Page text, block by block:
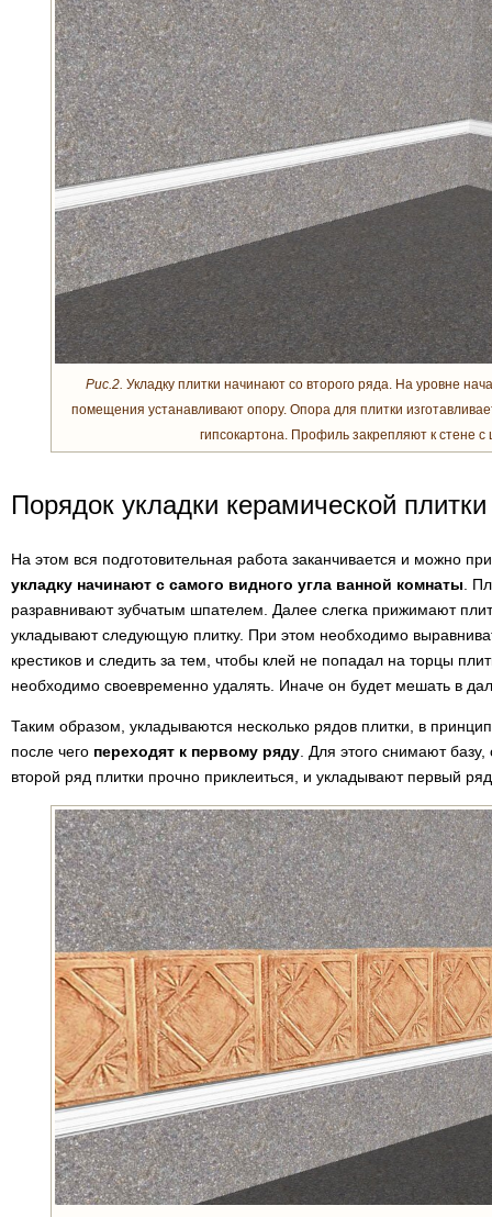
Рис.2. Укладку плитки начинают со второго ряда. На уровне
помещения устанавливают опору. Опора для плитки
гипсокартона. Профиль закрепляют к стене с
Порядок укладки керамической плитки
На этом вся подготовительная работа заканчивается и можно
укладку начинают с самого видного угла ванной комнаты .
разравнивают зубчатым шпателем. Далее слегка прижимают
укладывают следующую плитку. При этом необходимо
крестиков и следить за тем, чтобы клей не попадал на торцы
необходимо своевременно удалять. Иначе он будет мешать в
Таким образом, укладываются несколько рядов плитки, в
после чего переходят к первому ряду . Для этого снимают
второй ряд плитки прочно приклеиться, и укладывают первый